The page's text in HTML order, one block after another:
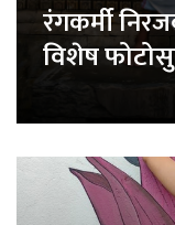
रंगकर्मी
विशेष